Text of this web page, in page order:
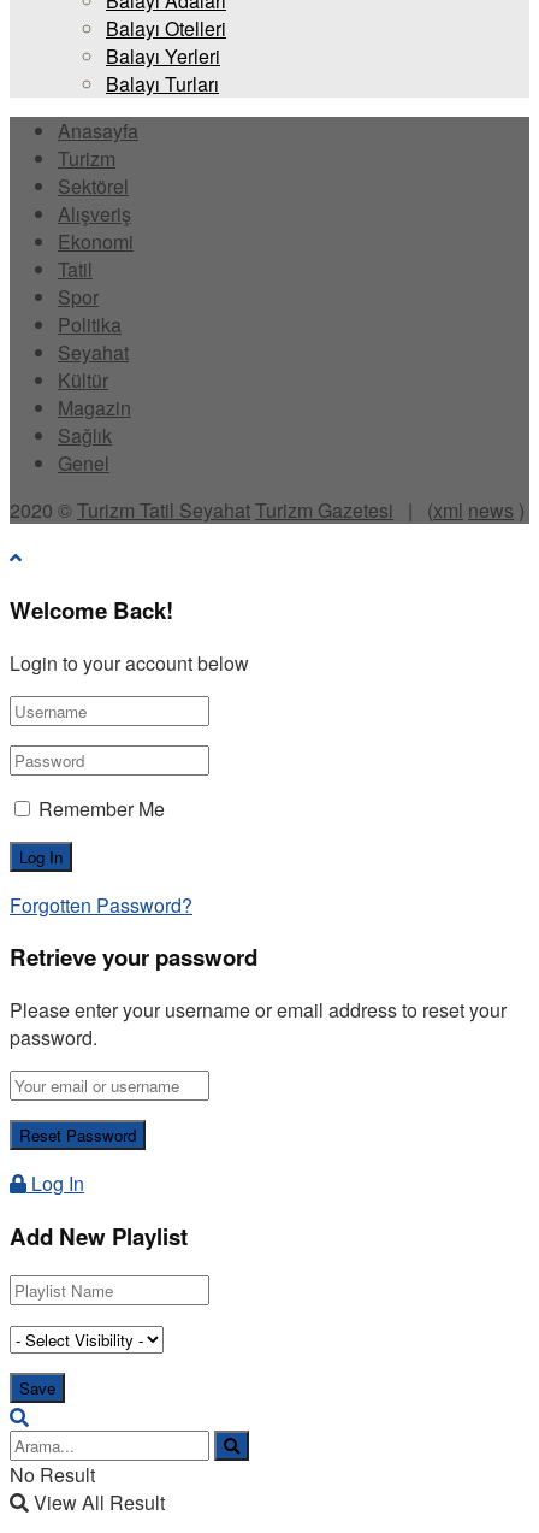
Balayı Otelleri
Balayı Yerleri
Balayı Turları
Anasayfa
Turizm
Sektörel
Alışveriş
Ekonomi
Tatil
Spor
Politika
Seyahat
Kültür
Magazin
Sağlık
Genel
2020 ©Turizm Tatil SeyahatTurizm Gazetesi | (xml news )
Welcome Back!
Login to your account below
Remember Me
Forgotten Password?
Retrieve your password
Please enter your username or email address to reset your
password.
Log In
Add New Playlist
No Result
View All Result